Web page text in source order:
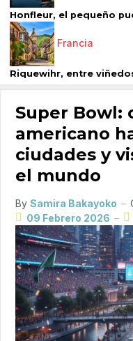
Honfleur, el pequeño
Francia
Riquewihr, entre
Super Bowl:
americano
ciudades y
el mundo
By Samira Bakayoko
09 Febrero 2026